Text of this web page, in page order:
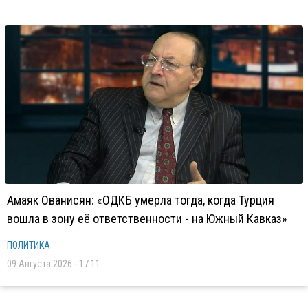
Амаяк Ованисян: «ОДКБ умерла тогда, когда Турция
вошла в зону её ответственности - на Южный Кавказ»
ПОЛИТИКА
09 Августа 2026 - 17:11